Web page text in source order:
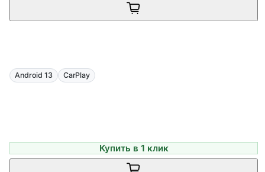
Android 13 CarPlay
Купить в 1 клик